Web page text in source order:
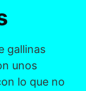
gallinas
unos
lo que no